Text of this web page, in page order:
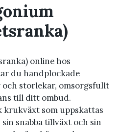
online hos
du handplockade
storlekar, omsorgsfullt
till ditt ombud.
krukväxt som uppskattas
snabba tillväxt och sin